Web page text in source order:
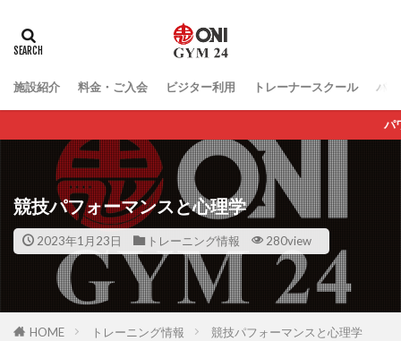
施設紹介 料金・ご入会 ビジター利用 トレーナースクール パ
パワーラック待ち時間無
競技パフォーマンスと心理学
2023年1月23日 トレーニング情報 280view
HOME トレーニング情報 競技パフォーマンスと心理学